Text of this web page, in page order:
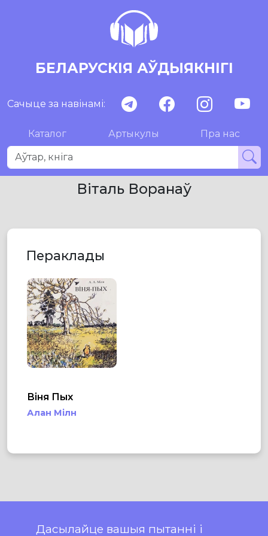
БЕЛАРУСКІЯ АЎДЫЯКНІГІ
Сачыце за навінамі:
Каталог Артыкулы Пра нас
Віталь Воранаў
Пераклады
Віня Пых
Алан Мілн
Дасылайце вашыя пытанні і